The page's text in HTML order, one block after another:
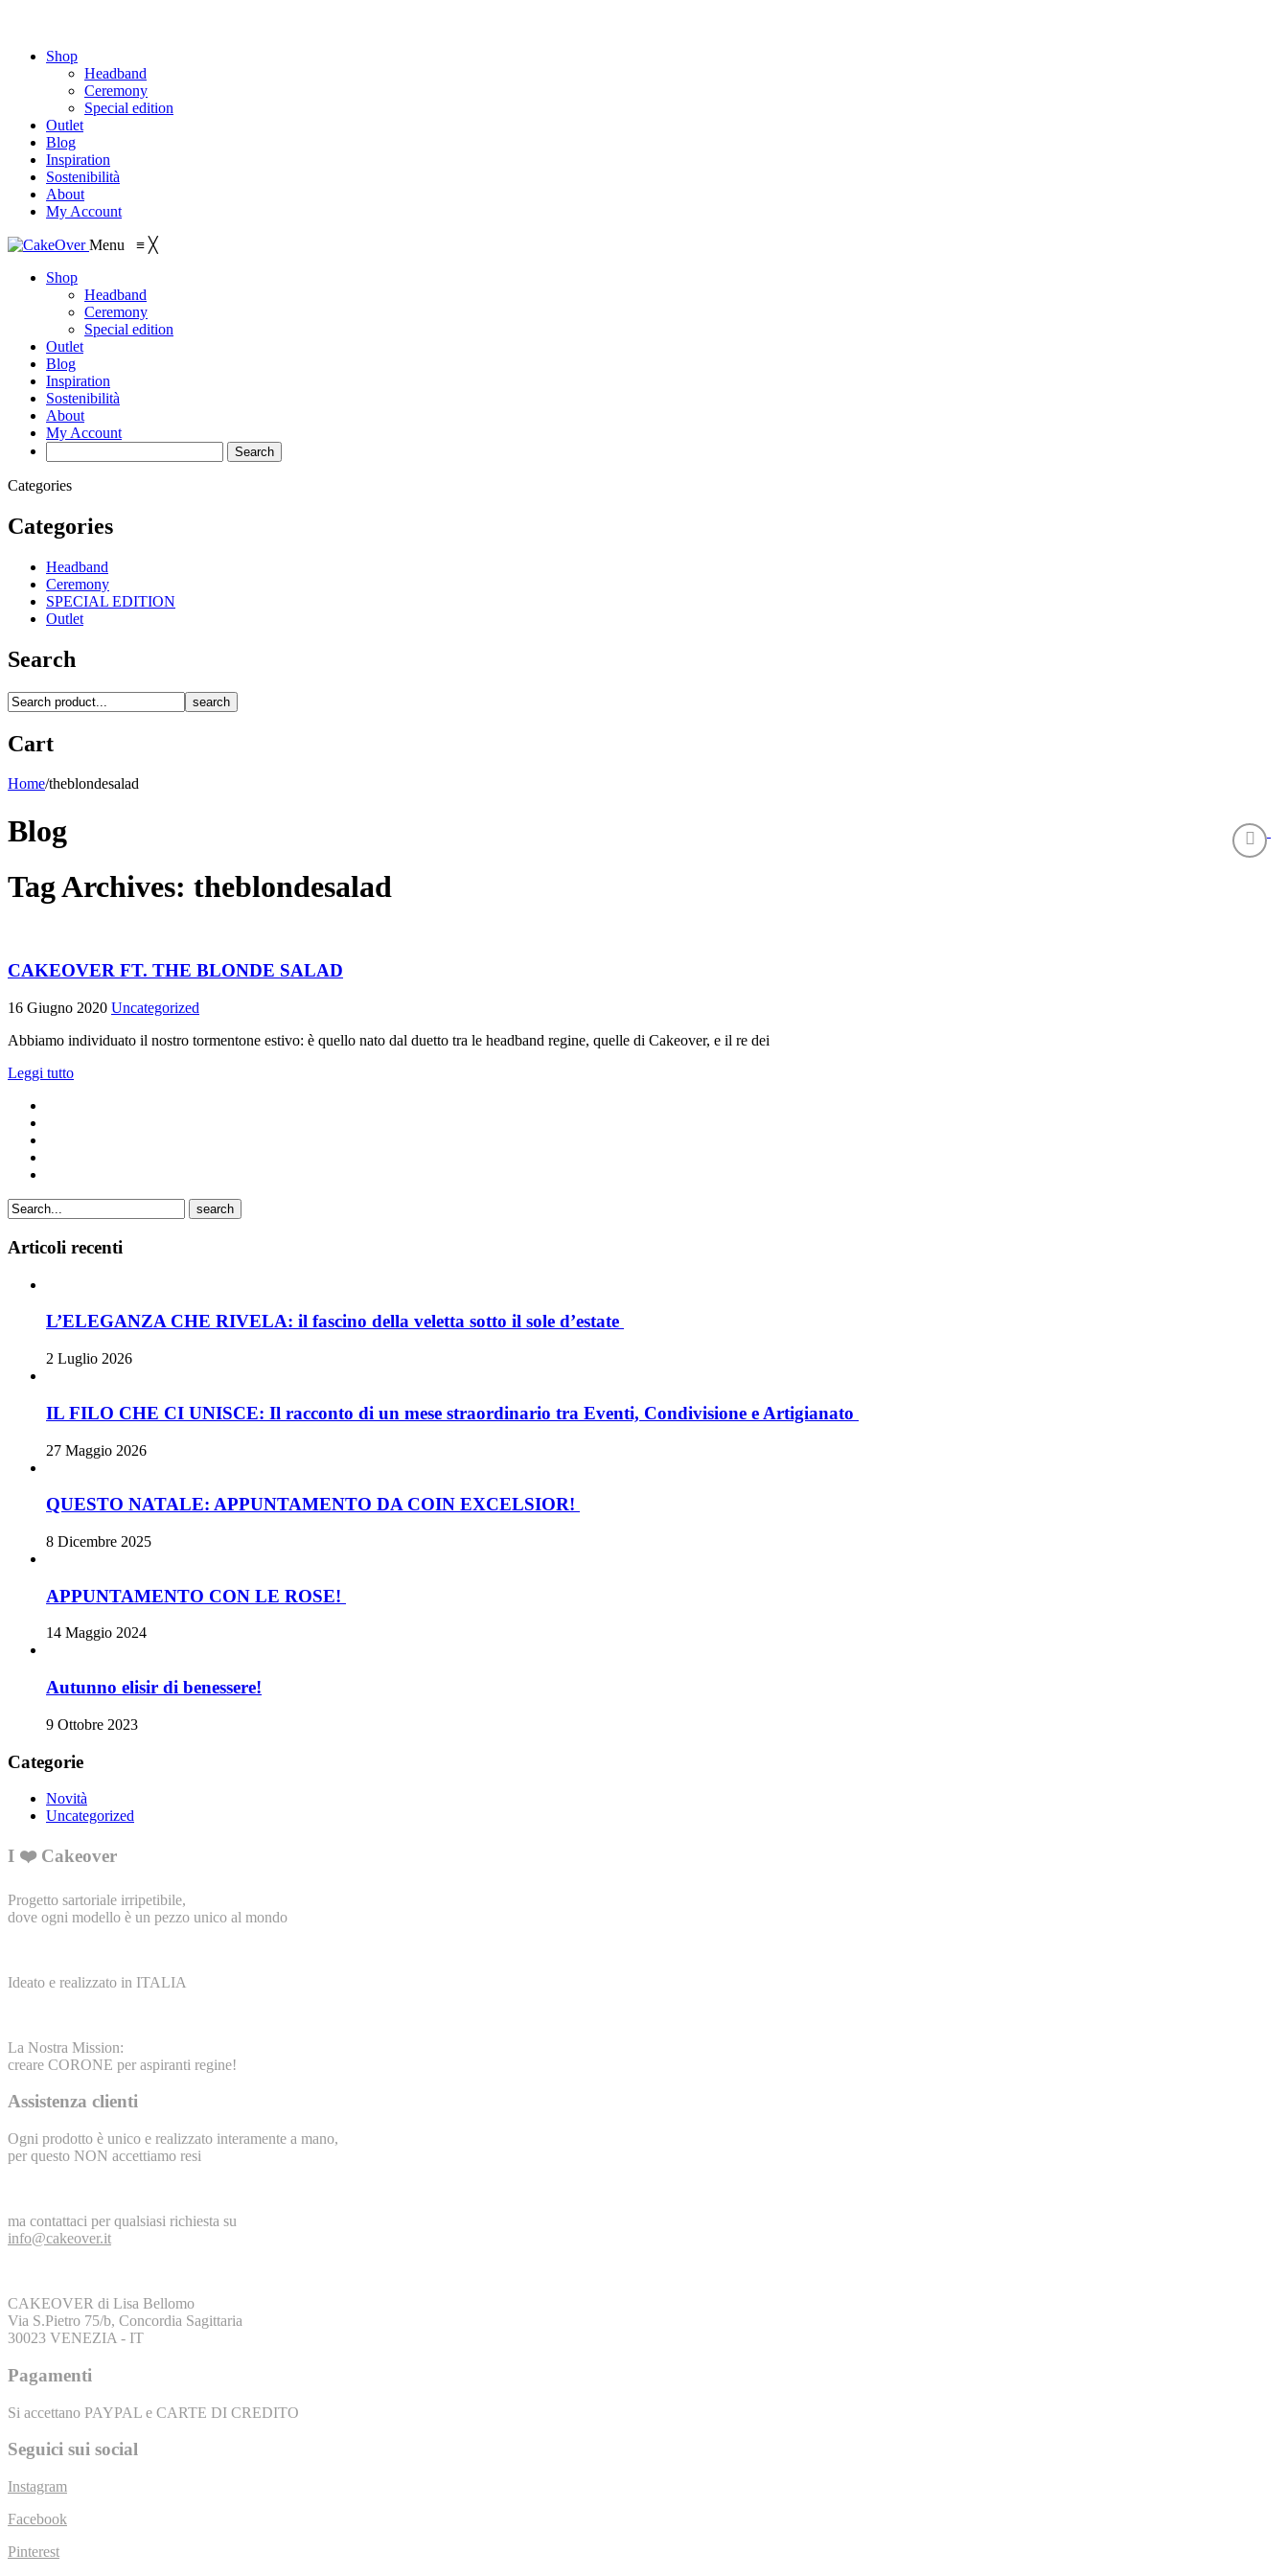
Shop
Headband
Ceremony
Special edition
Outlet
Blog
Inspiration
Sostenibilità
About
My Account
Menu ≡ ╳
Shop
Headband
Ceremony
Special edition
Outlet
Blog
Inspiration
Sostenibilità
About
My Account
Categories
Categories
Headband
Ceremony
SPECIAL EDITION
Outlet
Search
search
Cart
Home/theblondesalad
Blog
Tag Archives: theblondesalad
CAKEOVER FT. THE BLONDE SALAD
16 Giugno 2020 Uncategorized
Abbiamo individuato il nostro tormentone estivo: è quello nato dal duetto tra le headband regine, quelle di Cakeover, e il re dei
Leggi tutto
search
Articoli recenti
L’ELEGANZA CHE RIVELA: il fascino della veletta sotto il sole d’estate
2 Luglio 2026
IL FILO CHE CI UNISCE: Il racconto di un mese straordinario tra Eventi, Condivisione e Artigianato
27 Maggio 2026
QUESTO NATALE: APPUNTAMENTO DA COIN EXCELSIOR!
8 Dicembre 2025
APPUNTAMENTO CON LE ROSE!
14 Maggio 2024
Autunno elisir di benessere!
9 Ottobre 2023
Categorie
Novità
Uncategorized
I ❤️ Cakeover
Progetto sartoriale irripetibile,
dove ogni modello è un pezzo unico al mondo
Ideato e realizzato in ITALIA
La Nostra Mission:
creare CORONE per aspiranti regine!
Assistenza clienti
Ogni prodotto è unico e realizzato interamente a mano,
per questo NON accettiamo resi
ma contattaci per qualsiasi richiesta su
info@cakeover.it
CAKEOVER di Lisa Bellomo
Via S.Pietro 75/b, Concordia Sagittaria
30023 VENEZIA - IT
Pagamenti
Si accettano PAYPAL e CARTE DI CREDITO
Seguici sui social
Instagram
Facebook
Pinterest